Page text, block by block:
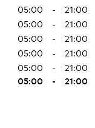
05:00 - 21:00
05:00 - 21:00
05:00 - 21:00
05:00 - 21:00
05:00 - 21:00
05:00 - 21:00